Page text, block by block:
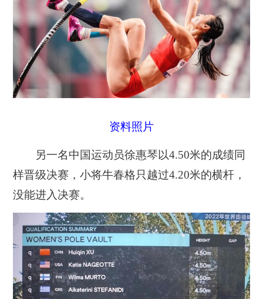
资料照片
另一名中国运动员徐惠琴以4.50米的成绩同
样晋级决赛，小将牛春格只越过4.20米的横杆，
没能进入决赛。